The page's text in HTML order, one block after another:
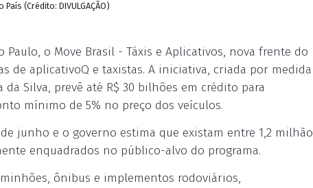
(Crédito: DIVULGAÇÃO)
o Move Brasil - Táxis e Aplicativos, nova frente do
de aplicativoQ e taxistas. A iniciativa, criada por medida
Silva, prevê até R$ 30 bilhões em crédito para
mínimo de 5% no preço dos veículos.
junho e o governo estima que existam entre 1,2 milhão
enquadrados no público-alvo do programa.
ônibus e implementos rodoviários,